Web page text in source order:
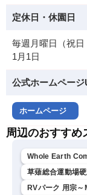
定休日・休園日
毎週月曜日（祝
1月1日
公式ホームページ
ホームページ
周辺のおすすめ
Whole Earth
草薙総合運動場
RVパーク 用宗